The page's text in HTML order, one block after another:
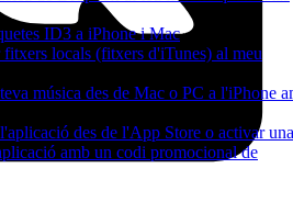
ID3 a iPhone i Mac
locals (fitxers d'iTunes) al meu
música des de Mac o PC a l'iPhone
des de l'App Store o activar una
amb un codi promocional de